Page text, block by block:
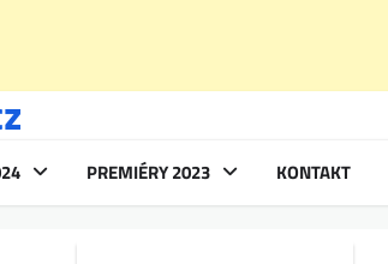
PREMIÉRY 2023 KONTAKT